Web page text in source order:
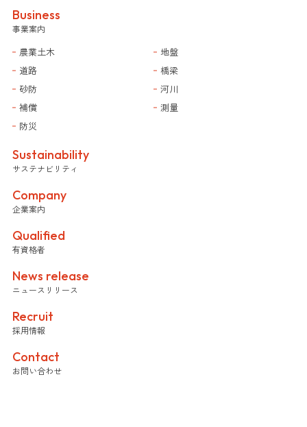
Business
事業案内
農業土木
地盤
道路
橋梁
砂防
河川
補償
測量
防災
Sustainability
サステナビリティ
Company
企業案内
Qualified
有資格者
News release
ニュースリリース
Recruit
採用情報
Contact
お問い合わせ